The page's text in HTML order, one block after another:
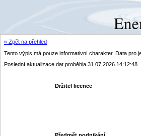
« Zpět na přehled
Tento výpis má pouze informativní charakter. Data
Poslední aktualizace dat proběhla 31.07.2026 14:12:48
Držitel licence